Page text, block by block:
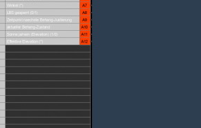
Kurzbeschreibung
Beschattungssteuerung-
NG